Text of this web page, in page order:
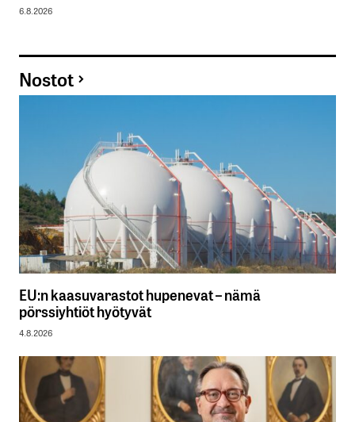
6.8.2026
Nostot
EU:n kaasuvarastot hupenevat – nämä
pörssiyhtiöt hyötyvät
4.8.2026